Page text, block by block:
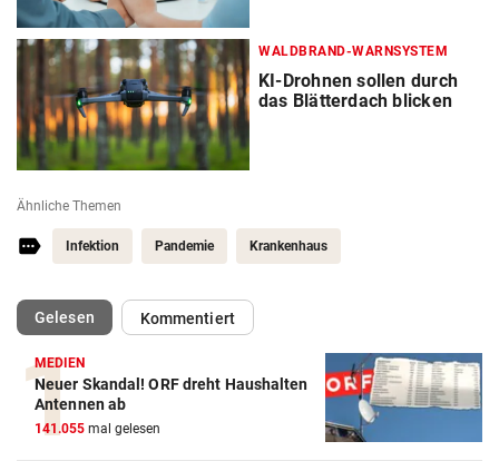
WALDBRAND-WARNSYSTEM
KI-Drohnen sollen durch
das Blätterdach blicken
Ähnliche Themen
Infektion Pandemie Krankenhaus
Gelesen(ausgewählt)Kommentiert
MEDIEN
Neuer Skandal! ORF dreht Haushalten
Antennen ab
141.055 mal gelesen